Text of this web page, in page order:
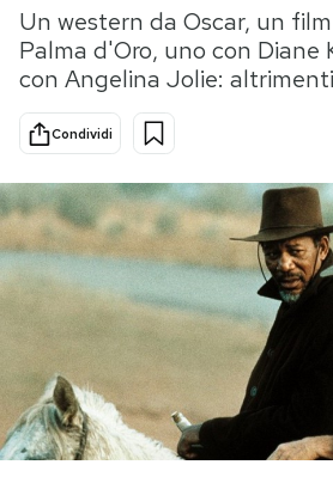
Politica
Tecnologia
Scienza
Economia
Sport
NEWSLETTER
Un western da Oscar, un
Palma d'Oro, uno con Diane
con Angelina Jolie:
Condividi